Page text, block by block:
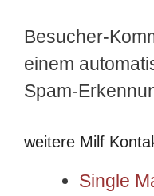
Besucher-
einem
Spam-
weitere Milf
Single